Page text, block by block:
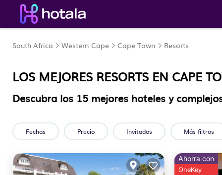
South Africa Western Cape Cape Town Resorts
LOS MEJORES RESORTS EN CAPE
Descubra los 15 mejores hoteles y
Fechas Precio Invitados Más filtros
Ahorra con
OneKey